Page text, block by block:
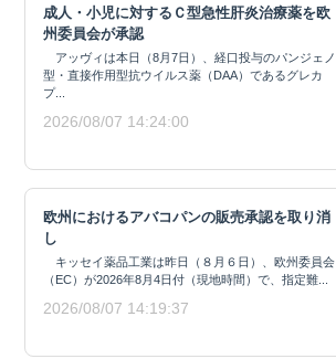
成人・小児に対するＣ型急性肝炎治療薬を欧
州委員会が承認
アッヴィは本日（8月7日）、経口投与のパンジェノ
型・直接作用型抗ウイルス薬（DAA）であるグレカ
プ...
2026/08/07 14:24:00
欧州におけるアバコパンの販売承認を取り消
し
キッセイ薬品工業は昨日（８月６日）、欧州委員会
（EC）が2026年8月4日付（現地時間）で、指定難...
2026/08/07 14:19:37